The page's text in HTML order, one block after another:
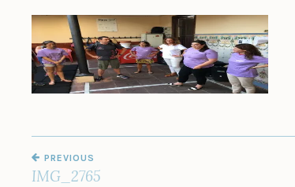
U
Ñ
O
Z
NAVEGACIÓ
D'ENTRADES
PREVIOUS
IMG_2765